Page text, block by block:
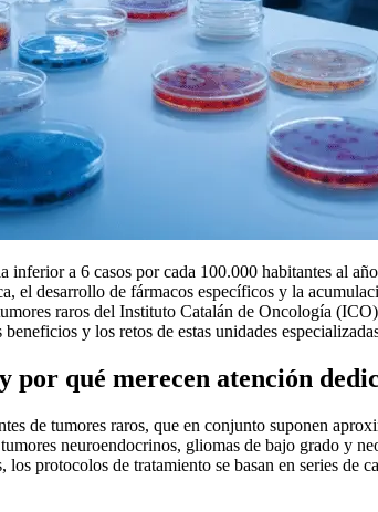
inferior a 6 casos por cada 100.000 habitantes al
el desarrollo de fármacos específicos y la
raros del Instituto Catalán de Oncología
y los retos de estas unidades
por qué merecen atención
de tumores raros, que en conjunto suponen
neuroendocrinos, gliomas de bajo grado y
protocolos de tratamiento se basan en series de